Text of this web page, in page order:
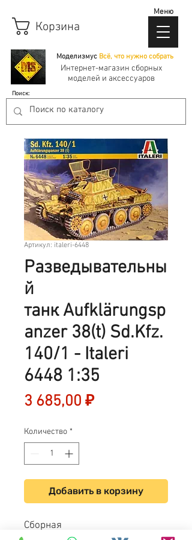
Моделизмус Всё, что нужно собрать
Корзина
Интернет-магазин сборных
моделей и аксессуаров
Поиск:
Меню
Артикул: italeri-6448
Разведывательны
й
танк Aufklärungsp
anzer 38(t) Sd.Kfz.
140/1 - Italeri
6448 1:35
3 685,00 ₽Цена
Количество *
Добавить в корзину
Сборная